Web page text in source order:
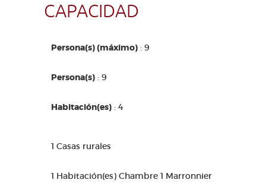
CAPACIDAD
Persona(s) (máximo) : 9
Persona(s) : 9
Habitación(es) : 4
1 Casas rurales
1 Habitación(es) Chambre 1 Marronnier